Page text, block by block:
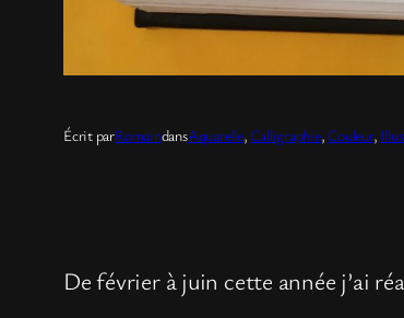
Écrit parRomaindansAquarelle, Calligraphie, Couleur,
De février à juin cette année j’ai